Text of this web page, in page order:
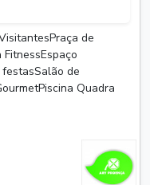
de
de
Quadra